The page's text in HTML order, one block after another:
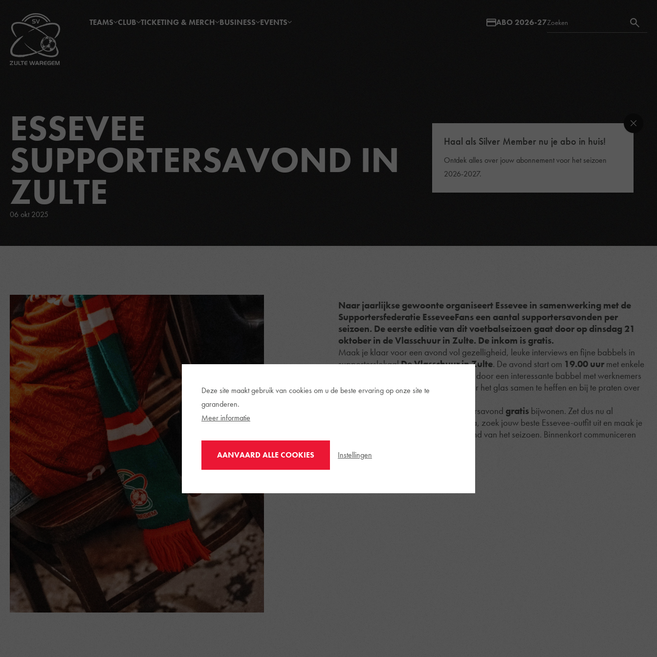
Haal als Silver Member nu je abo in huis!
Ontdek alles over jouw abonnement voor het seizoen
2026-2027.
TEAMS CLUB TICKETING & MERCH BUSINESS EVENTS ABO 2026-27
ESSEVEE
SUPPORTERSAVOND IN
ZULTE
06 okt 2025
Naar jaarlijkse gewoonte organiseert Essevee in samenwerking met de
Supportersfederatie EsseveeFans een aantal supportersavonden per
seizoen. De eerste editie van dit voetbalseizoen gaat door op dinsdag 21
oktober in de Vlasschuur in Zulte. De inkom is gratis.
Maak je klaar voor een avond vol gezelligheid, leuke interviews en fijne babbels in
supporterslokaalDe Vlasschuur in Zulte. De avond start om 19.00 uur met enkele
interviews met A-kern spelers gevolgd door een interessante babbel met werknemers
binnen de club. Afsluiten doen we door het glas samen te heffen en bij te praten over
de mooiste bijzaak ter wereld.
Alle Essevee-fans kunnen de supportersavond gratis bijwonen. Zet dus nu al
in jouw agenda, zoek jouw beste Essevee-outfit uit en maak je
klaar voor deze eerste supportersavond van het seizoen. Binnenkort communiceren
Deze site maakt gebruik van cookies om u de beste ervaring op onze site te
garanderen.
Meer informatie
AANVAARD ALLE COOKIES Instellingen